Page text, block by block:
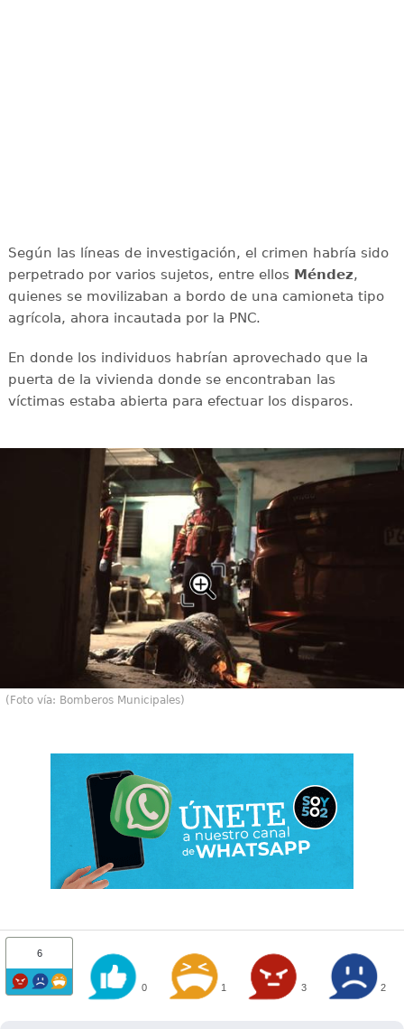
Según las líneas de investigación, el crimen habría sido
perpetrado por varios sujetos, entre ellos Méndez,
quienes se movilizaban a bordo de una camioneta tipo
agrícola, ahora incautada por la PNC.
En donde los individuos habrían aprovechado que la
puerta de la vivienda donde se encontraban las
víctimas estaba abierta para efectuar los disparos.
(Foto vía: Bomberos Municipales)
6
0 1 3 2